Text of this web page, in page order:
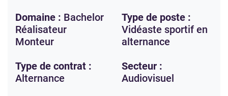
Domaine : Bachelor
Réalisateur
Monteur
Type de poste :
Vidéaste sportif en
alternance
Type de contrat :
Alternance
Secteur :
Audiovisuel